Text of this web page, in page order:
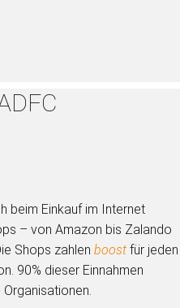
beim Einkauf im Internet
– von Amazon bis Zalando
Shops zahlen boost für jeden
90% dieser Einnahmen